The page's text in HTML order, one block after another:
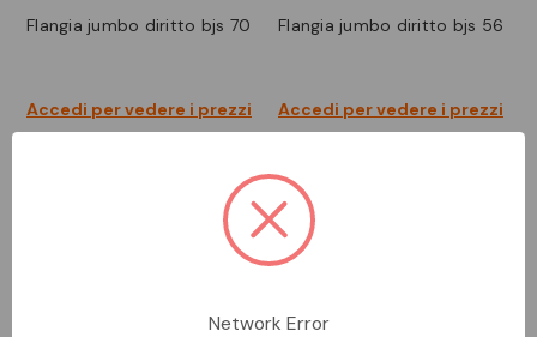
flangia jumbo diritto bjs 70
Accedi per vedere i prezzi
flangia jumbo diritto bjs 56
Accedi per vedere i prezzi
Network Error